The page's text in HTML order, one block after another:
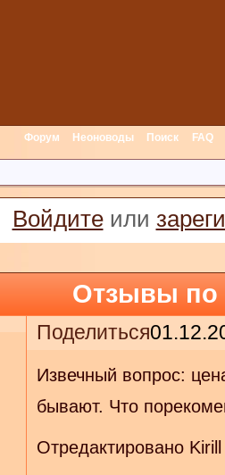
Форум Неоноводы Поиск FAQ
Войдитеили
Отзывы по
Поделиться
Извечный вопрос:
бывают. Что
Отредактировано